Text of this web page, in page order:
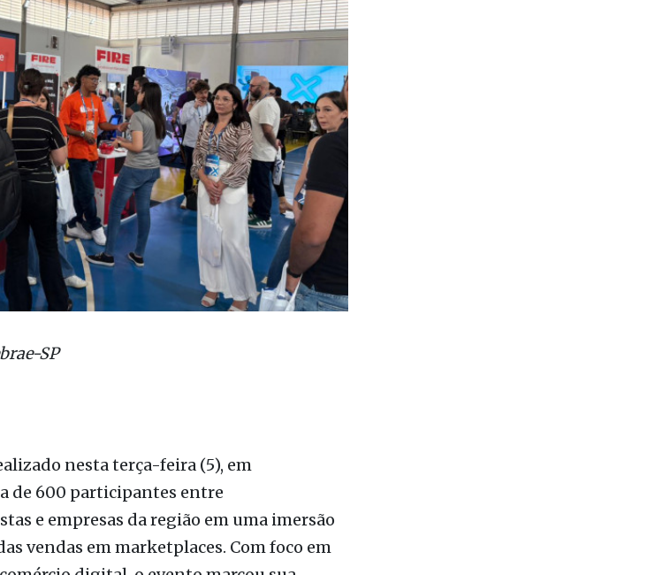
SP
nesta terça-feira (5), em
e empresas da região em uma imersão
vendas em marketplaces. Com foco em
digital, o evento marcou sua
e contou com apoio do Sebrae-SP.